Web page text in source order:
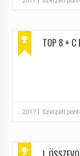
TOP 8 + C
2017 Szerzett